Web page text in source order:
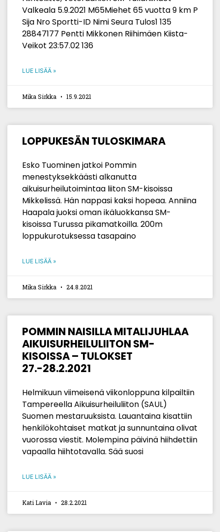
Valkeala 5.9.2021 M65Miehet 65 vuotta 9 km P
Sija Nro Sportti-ID Nimi Seura Tulos1 135
28847177 Pentti Mikkonen Riihimäen Kiista-
Veikot 23:57.02 136
LUE LISÄÄ »
Mika Sirkka 15.9.2021
LOPPUKESÄN TULOSKIMARA
Esko Tuominen jatkoi Pommin
menestyksekkäästi alkanutta
aikuisurheilutoimintaa liiton SM-kisoissa
Mikkelissä. Hän nappasi kaksi hopeaa. Anniina
Haapala juoksi oman ikäluokkansa SM-
kisoissa Turussa pikamatkoilla. 200m
loppukurotuksessa tasapaino
LUE LISÄÄ »
Mika Sirkka 24.8.2021
POMMIN NAISILLA MITALIJUHLAA
AIKUISURHEILULIITON SM-
KISOISSA – TULOKSET
27.-28.2.2021
Helmikuun viimeisenä viikonloppuna kilpailtiin
Tampereella Aikuisurheiluliiton (SAUL)
Suomen mestaruuksista. Lauantaina kisattiin
henkilökohtaiset matkat ja sunnuntaina olivat
vuorossa viestit. Molempina päivinä hiihdettiin
vapaalla hiihtotavalla. Sää suosi
LUE LISÄÄ »
Kati Lavia 28.2.2021